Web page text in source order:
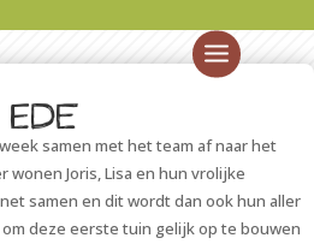
Ede
samen met het team af naar het
wonen Joris, Lisa en hun vrolijke
samen en dit wordt dan ook hun aller
deze eerste tuin gelijk op te bouwen